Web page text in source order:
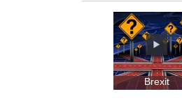
Brexit